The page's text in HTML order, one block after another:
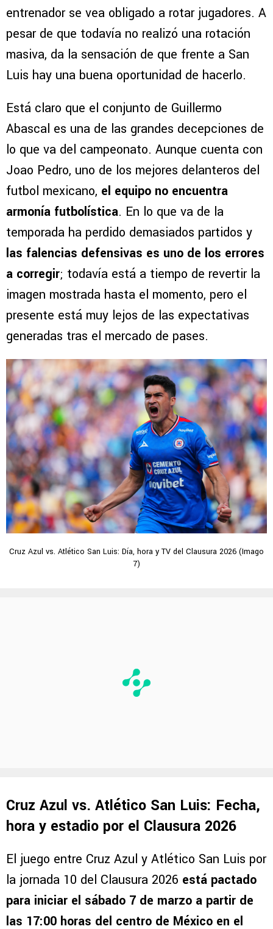
entrenador se vea obligado a rotar jugadores. A
pesar de que todavía no realizó una rotación
masiva, da la sensación de que frente a San
Luis hay una buena oportunidad de hacerlo.
Está claro que el conjunto de Guillermo
Abascal es una de las grandes decepciones de
lo que va del campeonato. Aunque cuenta con
Joao Pedro, uno de los mejores delanteros del
futbol mexicano, el equipo no encuentra
armonía futbolística. En lo que va de la
temporada ha perdido demasiados partidos y
las falencias defensivas es uno de los errores
a corregir; todavía está a tiempo de revertir la
imagen mostrada hasta el momento, pero el
presente está muy lejos de las expectativas
generadas tras el mercado de pases.
Cruz Azul vs. Atlético San Luis: Día, hora y TV del Clausura 2026 (Imago
7)
Cruz Azul vs. Atlético San Luis: Fecha,
hora y estadio por el Clausura 2026
El juego entre Cruz Azul y Atlético San Luis por
la jornada 10 del Clausura 2026 está pactado
para iniciar el sábado 7 de marzo a partir de
las 17:00 horas del centro de México en el